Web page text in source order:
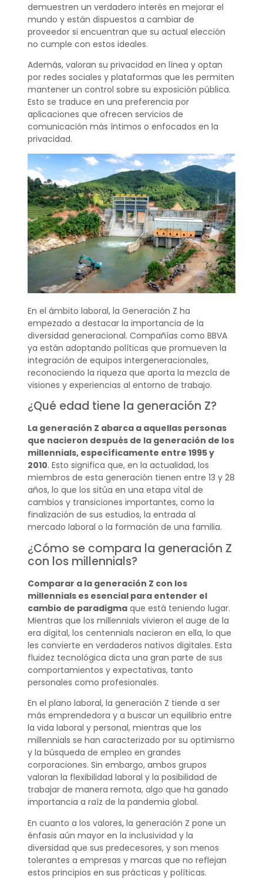
demuestren un verdadero interés en mejorar el
mundo y están dispuestos a cambiar de
proveedor si encuentran que su actual elección
no cumple con estos ideales.
Además, valoran su privacidad en línea y optan
por redes sociales y plataformas que les permiten
mantener un control sobre su exposición pública.
Esto se traduce en una preferencia por
aplicaciones que ofrecen servicios de
comunicación más íntimos o enfocados en la
privacidad.
En el ámbito laboral, la Generación Z ha
empezado a destacar la importancia de la
diversidad generacional. Compañías como BBVA
ya están adoptando políticas que promueven la
integración de equipos intergeneracionales,
reconociendo la riqueza que aporta la mezcla de
visiones y experiencias al entorno de trabajo.
¿Qué edad tiene la generación Z?
La generación Z abarca a aquellas personas
que nacieron después de la generación de los
millennials, específicamente entre 1995 y
2010. Esto significa que, en la actualidad, los
miembros de esta generación tienen entre 13 y 28
años, lo que los sitúa en una etapa vital de
cambios y transiciones importantes, como la
finalización de sus estudios, la entrada al
mercado laboral o la formación de una familia.
¿Cómo se compara la generación Z
con los millennials?
Comparar a la generación Z con los
millennials es esencial para entender el
cambio de paradigmaque está teniendo lugar.
Mientras que los millennials vivieron el auge de la
era digital, los centennials nacieron en ella, lo que
les convierte en verdaderos nativos digitales. Esta
fluidez tecnológica dicta una gran parte de sus
comportamientos y expectativas, tanto
personales como profesionales.
En el plano laboral, la generación Z tiende a ser
más emprendedora y a buscar un equilibrio entre
la vida laboral y personal, mientras que los
millennials se han caracterizado por su optimismo
y la búsqueda de empleo en grandes
corporaciones. Sin embargo, ambos grupos
valoran la flexibilidad laboral y la posibilidad de
trabajar de manera remota, algo que ha ganado
importancia a raíz de la pandemia global.
En cuanto a los valores, la generación Z pone un
énfasis aún mayor en la inclusividad y la
diversidad que sus predecesores, y son menos
tolerantes a empresas y marcas que no reflejan
estos principios en sus prácticas y políticas.